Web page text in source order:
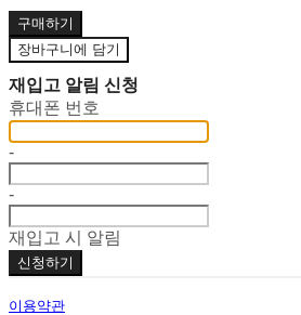
구매하기
장바구니에 담기
재입고 알림 신청
휴대폰 번호
-
-
재입고 시 알림
신청하기
이용약관